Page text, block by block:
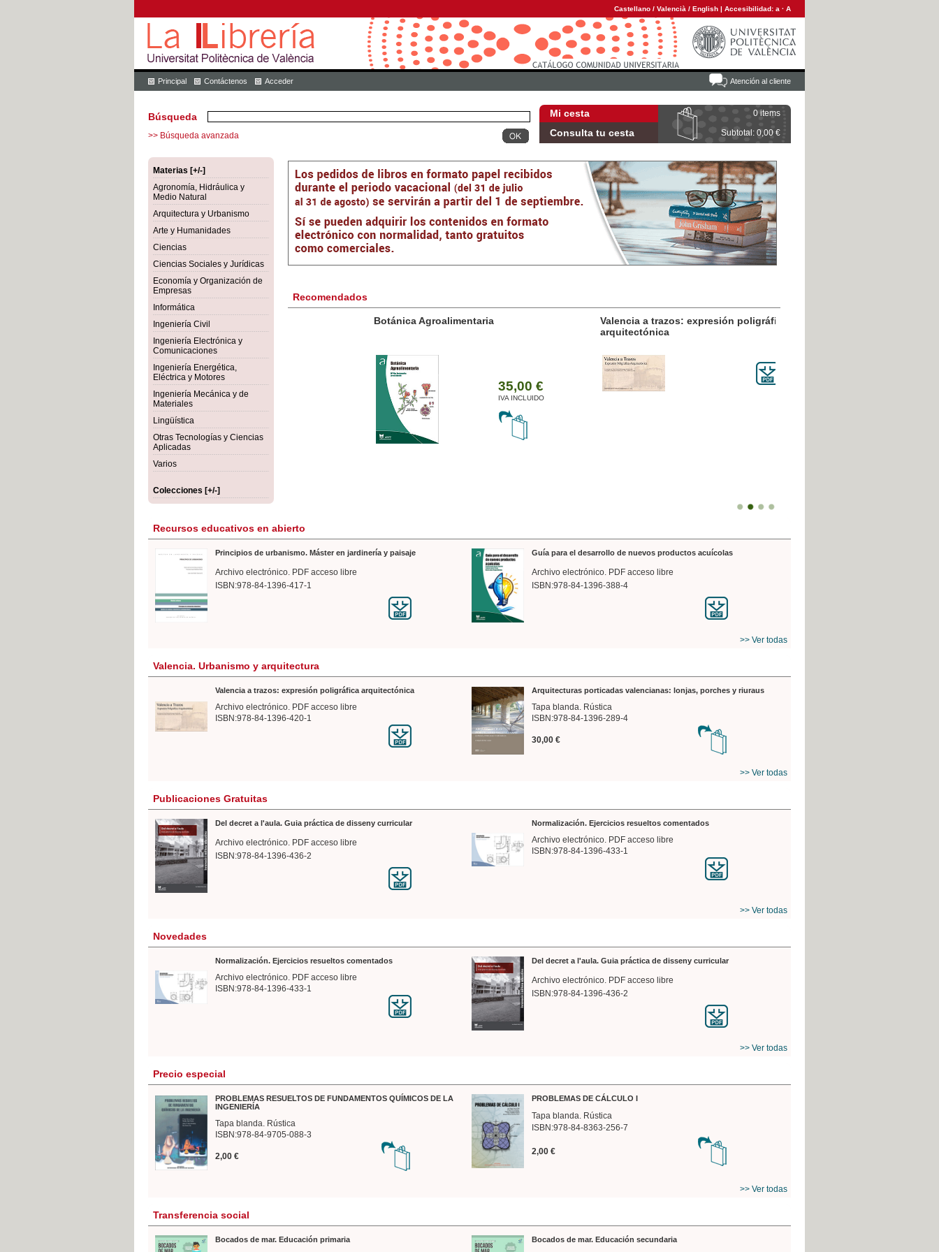
Castellano / Valencià / English | Accesibilidad: a · A
Atención al cliente
Principal Contáctenos Acceder
Mi cesta 0 items
Consulta tu cesta Subtotal: 0,00 €
Búsqueda
>> Búsqueda avanzada
Materias [+/-]
Agronomía, Hidráulica y
Medio Natural
Arquitectura y Urbanismo
Arte y Humanidades
Ciencias
Ciencias Sociales y Jurídicas
Economía y Organización de
Empresas
Informática
Ingeniería Civil
Ingeniería Electrónica y
Comunicaciones
Ingeniería Energética,
Eléctrica y Motores
Ingeniería Mecánica y de
Materiales
Lingüística
Otras Tecnologías y Ciencias
Aplicadas
Varios
Colecciones [+/-]
Recomendados
Botánica Agroalimentaria
35,00 €
IVA INCLUIDO
Valencia a trazos: expresión poligráfica
Recursos educativos en abierto
Principios de urbanismo. Máster en jardinería y paisaje
Archivo electrónico. PDF acceso libre
ISBN:978-84-1396-417-1
Guía para el desarrollo de nuevos productos acuícolas
Archivo electrónico. PDF acceso libre
ISBN:978-84-1396-388-4
>> Ver todas
Valencia. Urbanismo y arquitectura
Valencia a trazos: expresión poligráfica arquitectónica
Archivo electrónico. PDF acceso libre
ISBN:978-84-1396-420-1
Arquitecturas porticadas valencianas: lonjas, porches y riuraus
Tapa blanda. Rústica
ISBN:978-84-1396-289-4
30,00 €
>> Ver todas
Publicaciones Gratuitas
Del decret a l'aula. Guia práctica de disseny curricular
Archivo electrónico. PDF acceso libre
ISBN:978-84-1396-436-2
Normalización. Ejercicios resueltos comentados
Archivo electrónico. PDF acceso libre
ISBN:978-84-1396-433-1
>> Ver todas
Novedades
Normalización. Ejercicios resueltos comentados
Archivo electrónico. PDF acceso libre
ISBN:978-84-1396-433-1
Del decret a l'aula. Guia práctica de disseny curricular
Archivo electrónico. PDF acceso libre
ISBN:978-84-1396-436-2
>> Ver todas
Precio especial
PROBLEMAS RESUELTOS DE FUNDAMENTOS QUÍMICOS DE LA
INGENIERÍA
Tapa blanda. Rústica
ISBN:978-84-9705-088-3
2,00 €
PROBLEMAS DE CÁLCULO I
Tapa blanda. Rústica
ISBN:978-84-8363-256-7
2,00 €
>> Ver todas
Transferencia social
Bocados de mar. Educación primaria Bocados de mar. Educación secundaria